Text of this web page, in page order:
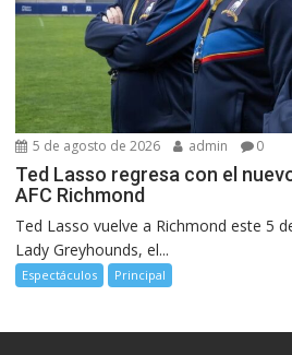
5 de agosto de 2026 admin 0
Ted Lasso regresa con el
AFC Richmond
Ted Lasso vuelve a Richmond este 5
Lady Greyhounds, el...
Espectáculos Principal